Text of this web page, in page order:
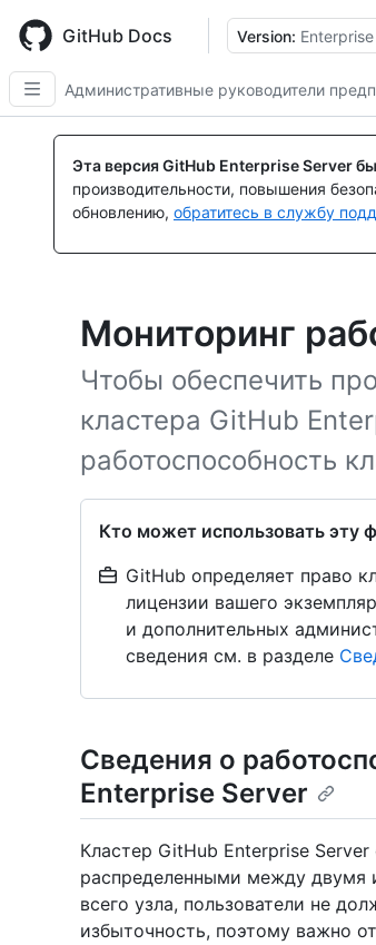
main
content
GitHub Docs Version:
Административные руководители
Эта версия GitHub Enterprise Server
производительности, повышения
обновлению, обратитесь в службу
Мониторинг
Чтобы обеспечить
кластера GitHub
работоспособность
Кто может использовать эту
GitHub определяет право
лицензии вашего
и дополнительных
сведения см. в разделе
Сведения о
Enterprise Server
Кластер GitHub Enterprise
распределенными между двумя
всего узла, пользователи не
избыточность, поэтому важно